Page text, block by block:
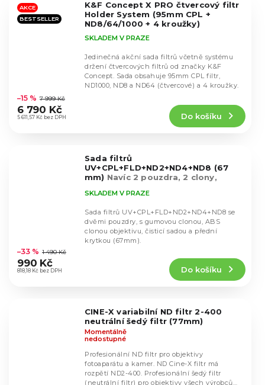
hvězdiček.
AKCE
BESTSELLER
K&F Concept X PRO čtvercový filtr
Holder System (95mm CPL +
ND8/64/1000 + 4 kroužky)
hodnocení
produktu
je
SKLADEM V PRAZE
5 611,57 Kč bez DPH
–15 % 7 999 Kč
6 790 Kč
Do košíku
Jedinečná akční sada filtrů včetně systému
držení čtvercových filtrů od značky K&F
Concept. Sada obsahuje 95mm CPL filtr,
ND1000, ND8 a ND64 (čtvercové) a 4 kroužky.
Sada filtrů
UV+CPL+FLD+ND2+ND4+ND8 (67
mm) Navíc 2 pouzdra, 2 clony,
hodnocení
produktu
je
SKLADEM V PRAZE
818,18 Kč bez DPH
–33 % 1 490 Kč
990 Kč
Do košíku
Sada filtrů UV+CPL+FLD+ND2+ND4+ND8 se
dvěmi pouzdry, s gumovou clonou, ABS
clonou objektivu, čisticí sadou a přední
krytkou (67mm).
CINE-X variabilní ND filtr 2-400
neutrální šedý filtr (77mm)
Momentálně
nedostupné
Profesionální ND filtr pro objektivy
fotoaparátu a kamer. ND Cine-X filtr má
rozpětí ND2-400. Profesionální šedý filtr
(neutrální filtr) pro objektivy všech výrobců